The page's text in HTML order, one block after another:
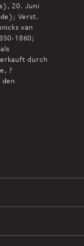
20. Juni
Verst.
van
1860;
durch
?